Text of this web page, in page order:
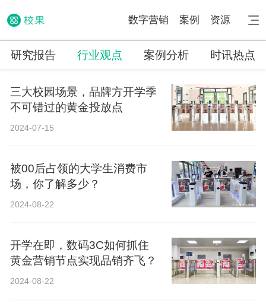
数字营销 案例 资源
研究报告 行业观点 案例分析 时讯热点
三大校园场景，品牌方开学季
不可错过的黄金投放点
2024-07-15
被00后占领的大学生消费市
场，你了解多少？
2024-08-22
开学在即，数码3C如何抓住
黄金营销节点实现品销齐飞？
2024-08-22